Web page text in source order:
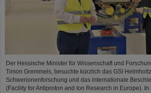
Der Hessische Minister für Wissenschaft und
Timon Gremmels, besuchte kürzlich das GSI
Schwerionenforschung und das internationale
(Facility for Antiproton and Ion Research in Europe).